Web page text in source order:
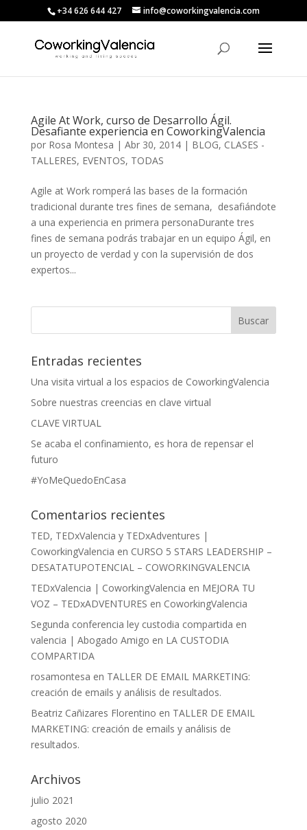
+34 626 644 427 info@coworkingvalencia.com
Agile At Work, curso de Desarrollo Ágil.
Desafiante experiencia en CoworkingValencia
por Rosa Montesa | Abr 30, 2014| BLOG, CLASES -
TALLERES, EVENTOS, TODAS
Agile at Work romperá las bases de la formación
tradicional durante tres fines de semana, desafiándote
a una experiencia en primera personaDurante tres
fines de semana podrás trabajar en un equipo Ágil, en
un proyecto de verdad y con la supervisión de dos
expertos...
Entradas recientes
Una visita virtual a los espacios de CoworkingValencia
Sobre nuestras creencias en clave virtual
CLAVE VIRTUAL
Se acaba el confinamiento, es hora de repensar el
futuro
#YoMeQuedoEnCasa
Comentarios recientes
TED, TEDxValencia y TEDxAdventures |
CoworkingValencia en CURSO 5 STARS LEADERSHIP –
DESATATUPOTENCIAL – COWORKINGVALENCIA
TEDxValencia | CoworkingValencia en MEJORA TU
VOZ – TEDxADVENTURES en CoworkingValencia
Segunda conferencia ley custodia compartida en
valencia | Abogado Amigo en LA CUSTODIA
COMPARTIDA
rosamontesa en TALLER DE EMAIL MARKETING:
creación de emails y análisis de resultados.
Beatriz Cañizares Florentino en TALLER DE EMAIL
MARKETING: creación de emails y análisis de
resultados.
Archivos
julio 2021
agosto 2020